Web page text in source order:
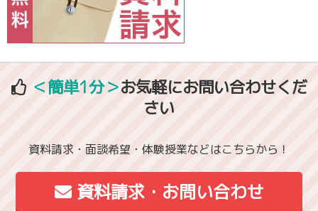
＜簡単1分＞お気軽にお問い合わせくだ
さい
資料請求・面談希望・体験授業などはこちらから！
資料請求・お問い合わせ